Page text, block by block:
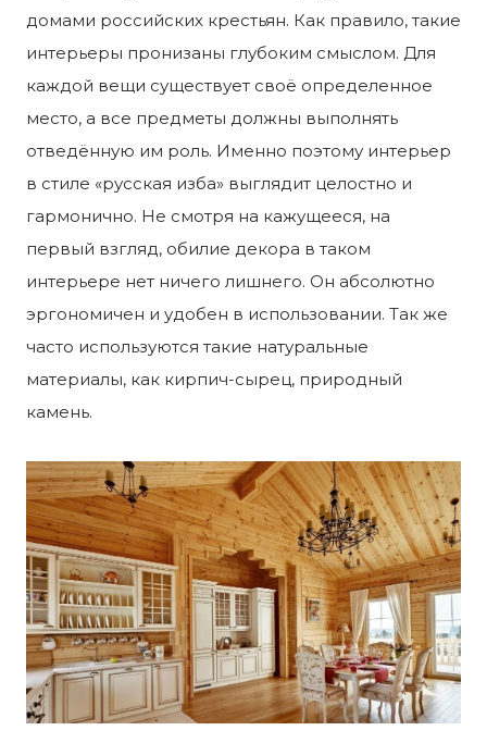
домами российских крестьян. Как правило, такие
интерьеры пронизаны глубоким смыслом. Для
каждой вещи существует своё определенное
место, а все предметы должны выполнять
отведённую им роль. Именно поэтому интерьер
в стиле «русская изба» выглядит целостно и
гармонично. Не смотря на кажущееся, на
первый взгляд, обилие декора в таком
интерьере нет ничего лишнего. Он абсолютно
эргономичен и удобен в использовании. Так же
часто используются такие натуральные
материалы, как кирпич-сырец, природный
камень.